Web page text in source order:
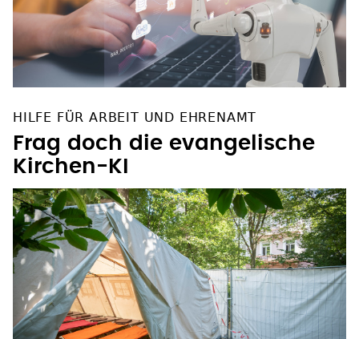
HILFE FÜR ARBEIT UND EHRENAMT
Frag doch die evangelische
Kirchen-KI